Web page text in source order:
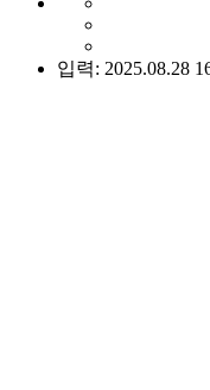
입력: 2025.08.28